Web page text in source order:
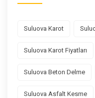
Suluova Karot
Suluova Karot Fiyatları
Suluova Beton Delme
Suluova Asfalt Kesme